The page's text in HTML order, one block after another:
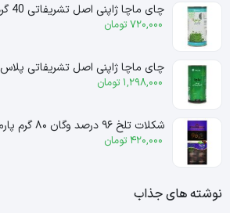
چای ماچا ژاپنی اصل تشریفاتی 40 گرم پپتینا – peptina
720,000 تومان
چای ماچا ژاپنی اصل تشریفاتی پلاس 40 گرم پپتینا – peptina
1,298,000 تومان
شکلات تلخ ۹۶ درصد وگان ۸۰ گرم پارمیدا – parmida
420,000 تومان
نوشته های جذاب